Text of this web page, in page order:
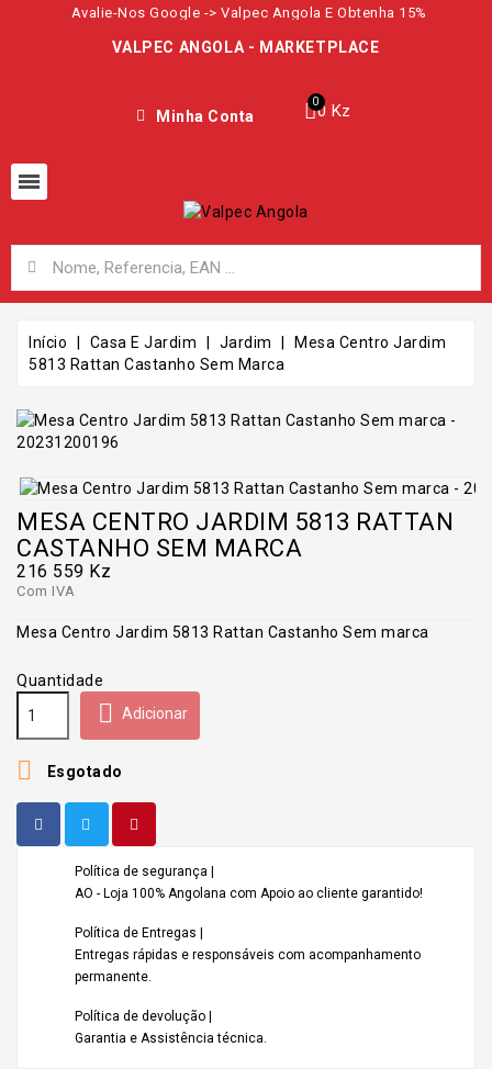
Avalie-Nos Google -> Valpec Angola E Obtenha 15%
VALPEC ANGOLA - MARKETPLACE
Minha Conta 0 Kz
Início Casa E Jardim Jardim
Mesa Centro Jardim
5813 Rattan Castanho Sem Marca
MESA CENTRO JARDIM 5813 RATTAN
CASTANHO SEM MARCA
216 559 Kz
Com IVA
Mesa Centro Jardim 5813 Rattan Castanho Sem marca
Quantidade
 Adicionar
 Esgotado
Política de segurança |
AO - Loja 100% Angolana com Apoio ao cliente garantido!
Política de Entregas |
Entregas rápidas e responsáveis com acompanhamento
permanente.
Política de devolução |
Garantia e Assistência técnica.